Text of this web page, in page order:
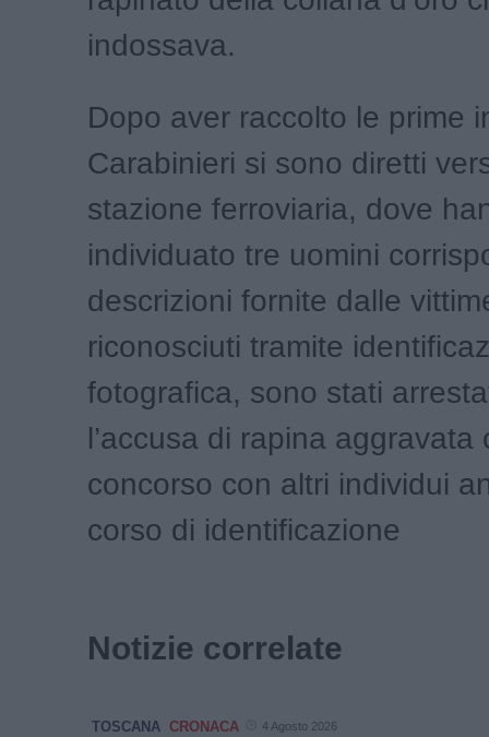
indossava.
Dopo aver raccolto le prime
Carabinieri si sono diretti
stazione ferroviaria, dove
individuato tre uomini
descrizioni fornite dalle
riconosciuti tramite
fotografica, sono stati
l’accusa di rapina
concorso con altri individui
corso di identificazione
Notizie correlate
TOSCANA CRONACA 4 Agosto 2026